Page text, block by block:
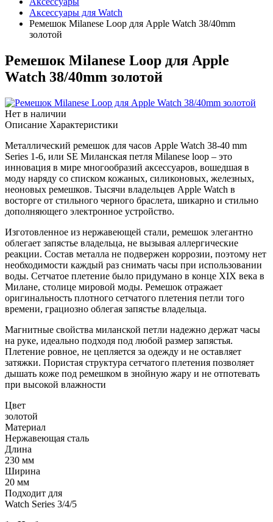
Аксессуары для Watch
Ремешок Milanese Loop для Apple Watch 38/40mm
золотой
Ремешок Milanese Loop для Apple
Watch 38/40mm золотой
Нет в наличии
Описание Характеристики
Металлический ремешок для часов Apple Watch 38-40 mm
Series 1-6, или SE Миланская петля Milanese loop – это
инновация в мире многообразий аксессуаров, вошедшая в
моду наряду со списком кожаных, силиконовых, железных,
неоновых ремешков. Тысячи владельцев Apple Watch в
восторге от стильного черного браслета, шикарно и стильно
дополняющего электронное устройство.
Изготовленное из нержавеющей стали, ремешок элегантно
облегает запястье владельца, не вызывая аллергические
реакции. Состав металла не подвержен коррозии, поэтому нет
необходимости каждый раз снимать часы при использовании
воды. Сетчатое плетение было придумано в конце XIX века в
Милане, столице мировой моды. Ремешок отражает
оригинальность плотного сетчатого плетения петли того
времени, грациозно облегая запястье владельца.
Магнитные свойства миланской петли надежно держат часы
на руке, идеально подходя под любой размер запястья.
Плетение ровное, не цепляется за одежду и не оставляет
затяжки. Пористая структура сетчатого плетения позволяет
дышать коже под ремешком в знойную жару и не отпотевать
при высокой влажности
Цвет
золотой
Материал
Нержавеющая сталь
Длина
230 мм
Ширина
20 мм
Подходит для
Watch Series 3/4/5